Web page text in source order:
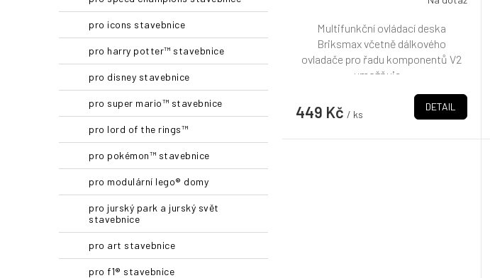
pro icons stavebnice
pro harry potter™ stavebnice
pro disney stavebnice
pro super mario™ stavebnice
pro lord of the rings™
pro pokémon™ stavebnice
pro modulární lego® domy
pro jurský park a jurský svět
stavebnice
pro art stavebnice
pro f1® stavebnice
449 Kč / ks
DETAIL
Multifunkční ovládací deska
Briksmax včetně dálkového
ovladače pro řadu komponentů V2
umožňuje...